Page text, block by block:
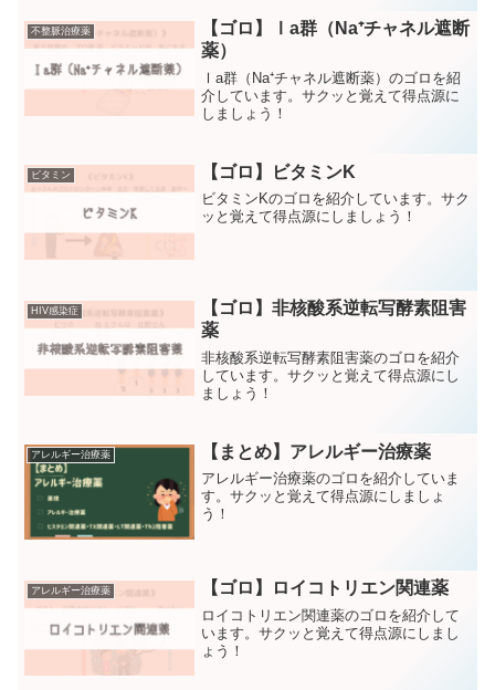
不整脈治療薬
【ゴロ】Ⅰa群（Na⁺チャネル遮断
薬）
Ⅰa群（Na⁺チャネル遮断薬）のゴロを紹
介しています。サクッと覚えて得点源に
しましょう！
ビタミン 【ゴロ】ビタミンK
ビタミンKのゴロを紹介しています。サク
ッと覚えて得点源にしましょう！
HIV感染症
【ゴロ】非核酸系逆転写酵素阻害
薬
非核酸系逆転写酵素阻害薬のゴロを紹介
しています。サクッと覚えて得点源にし
ましょう！
アレルギー治療薬 【まとめ】アレルギー治療薬
アレルギー治療薬のゴロを紹介していま
す。サクッと覚えて得点源にしましょ
う！
アレルギー治療薬 【ゴロ】ロイコトリエン関連薬
ロイコトリエン関連薬のゴロを紹介して
います。サクッと覚えて得点源にしまし
ょう！